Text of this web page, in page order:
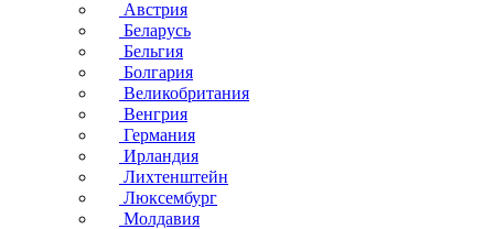
Австрия
Беларусь
Бельгия
Болгария
Великобритания
Венгрия
Германия
Ирландия
Лихтенштейн
Люксембург
Молдавия